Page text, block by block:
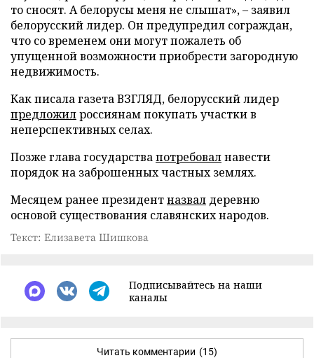
то сносят. А белорусы меня не слышат», – заявил
белорусский лидер. Он предупредил сограждан,
что со временем они могут пожалеть об
упущенной возможности приобрести загородную
недвижимость.
Как писала газета ВЗГЛЯД, белорусский лидер
предложилроссиянам покупать участки в
неперспективных селах.
Позже глава государствапотребовалнавести
порядок на заброшенных частных землях.
Месяцем ранее президентназвал деревню
основой существования славянских народов.
Текст: Елизавета Шишкова
Подписывайтесь на наши
каналы
Читать комментарии (15)